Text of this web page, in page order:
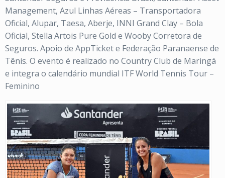
Management, Azul Linhas Aéreas – Transportadora
Oficial, Alupar, Taesa, Aberje, INNI Grand Clay – Bola
Oficial, Stella Artois Pure Gold e Wooby Corretora de
Seguros. Apoio de AppTicket e Federação Paranaense de
Tênis. O evento é realizado no Country Club de Maringá
e integra o calendário mundial ITF World Tennis Tour –
Feminino